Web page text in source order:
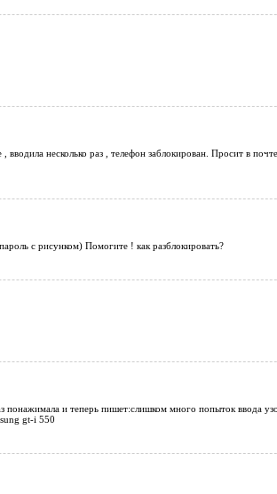
несколько раз , телефон заблокирован. Просит в
с рисунком) Помогите ! как разблокировать?
и теперь пишет:слишком много попыток ввода
gt-i 550